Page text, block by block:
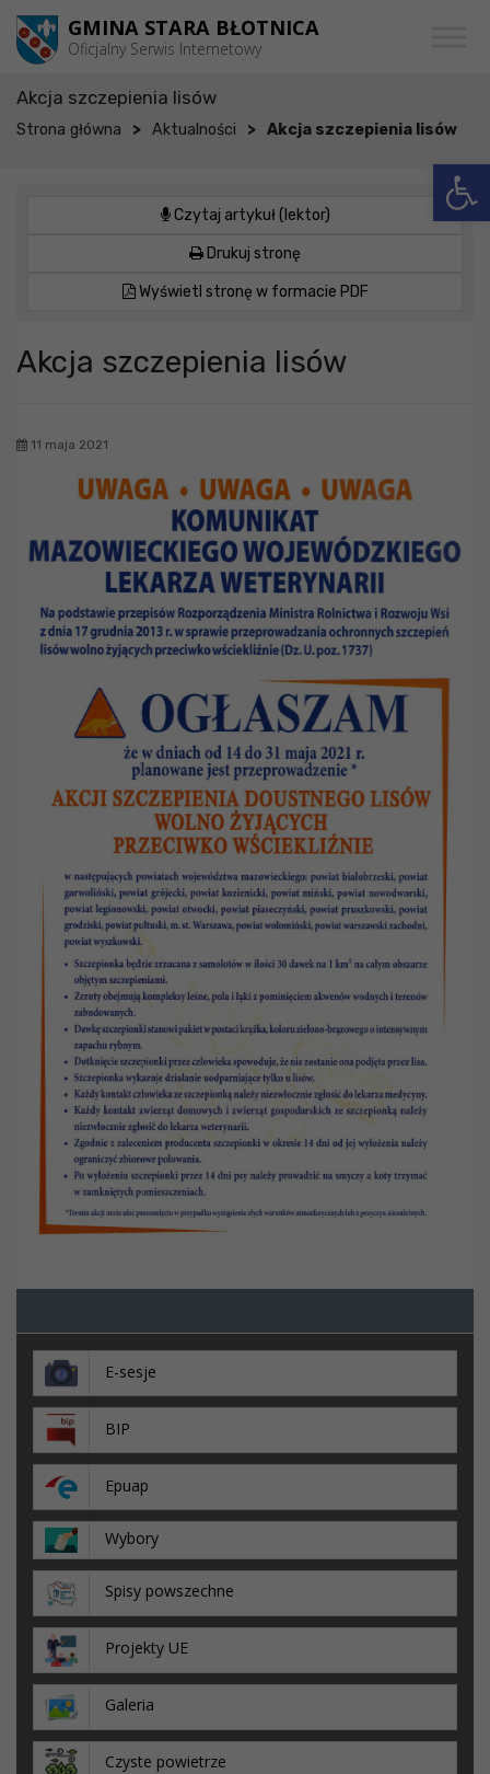
Przejdź do menu
Przejdź do głównej treści strony
Przejdź do stopki strony GMINA STARA BŁOTNICA
Oficjalny Serwis Internetowy
Akcja szczepienia lisów
Strona główna > Aktualności > Akcja szczepienia lisów
Czytaj artykuł (lektor)
Drukuj stronę
Wyświetl stronę w formacie PDF
Akcja szczepienia lisów
11 maja 2021
E-sesje
BIP
Epuap
Wybory
Spisy powszechne
Projekty UE
Galeria
Czyste powietrze